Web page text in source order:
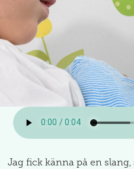
Jag fick känna på en